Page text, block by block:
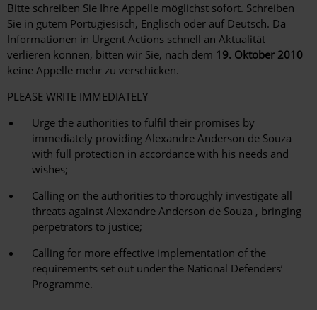
Bitte schreiben Sie Ihre Appelle möglichst sofort. Schreiben
Sie in gutem Portugiesisch, Englisch oder auf Deutsch. Da
Informationen in Urgent Actions schnell an Aktualität
verlieren können, bitten wir Sie, nach dem 19. Oktober 2010
keine Appelle mehr zu verschicken.
PLEASE WRITE IMMEDIATELY
Urge the authorities to fulfil their promises by
immediately providing Alexandre Anderson de Souza
with full protection in accordance with his needs and
wishes;
Calling on the authorities to thoroughly investigate all
threats against Alexandre Anderson de Souza , bringing
perpetrators to justice;
Calling for more effective implementation of the
requirements set out under the National Defenders’
Programme.